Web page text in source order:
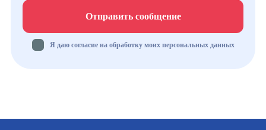
Отправить сообщение
Я даю согласие на обработку моих персональных данных